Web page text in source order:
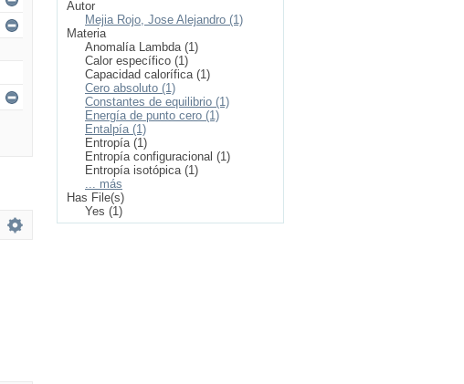
Autor
Mejia Rojo, Jose Alejandro (1)
Materia
Anomalía Lambda (1)
Calor específico (1)
Capacidad calorífica (1)
Cero absoluto (1)
Constantes de equilibrio (1)
Energía de punto cero (1)
Entalpía (1)
Entropía (1)
Entropía configuracional (1)
Entropía isotópica (1)
... más
Has File(s)
Yes (1)